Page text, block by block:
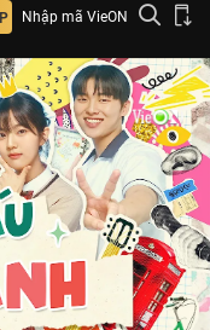
Nhập mã VieON